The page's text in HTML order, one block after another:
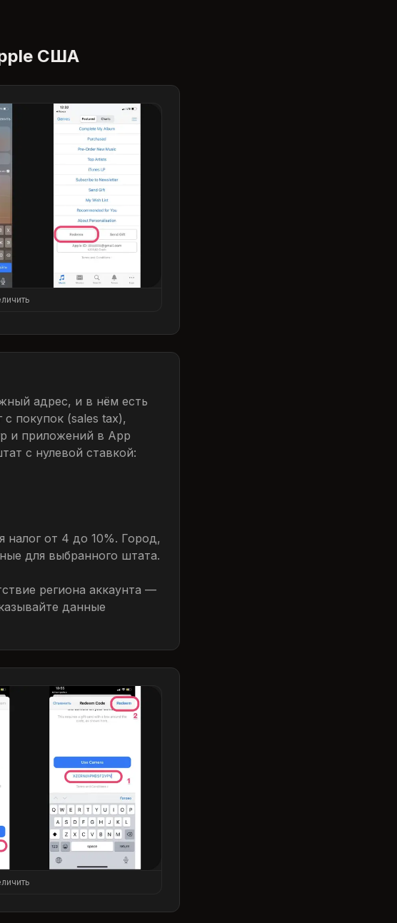
США
адрес, и в нём есть
покупок (sales tax),
и приложений в App
с нулевой ставкой:
налог от 4 до 10%. Город,
для выбранного штата.
региона аккаунта —
данные